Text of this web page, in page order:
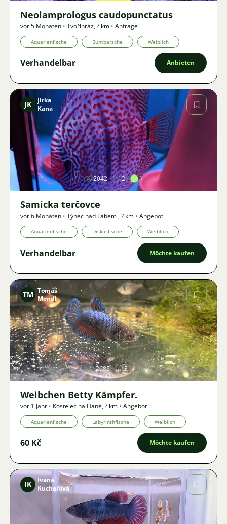
Neolamprologus caudopunctatus
vor 5 Monaten • Tvořihráz,? km • Anfrage
Aquarienfische Buntbarsche Weiblich
Verhandelbar Anbieten
Bild
JK
Jirka
Kana
2042 2 1
Samicka terčovce
vor 6 Monaten • Týnec nad Labem ,? km • Angebot
Aquarienfische Diskusfische Weiblich
Verhandelbar Möchte kaufen
Bild
TM Tomáš
Mendl
2685 3
Weibchen Betty Kämpfer.
vor 1 Jahr • Kostelec na Hané,? km • Angebot
Aquarienfische Labyrinthfische Weiblich
60 Kč Möchte kaufen
IK
Ivana
Kuchařová